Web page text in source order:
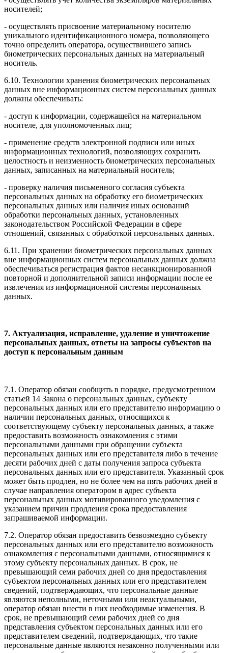
носителей;
- осуществлять присвоение материальному носителю
уникального идентификационного номера, позволяющего
точно определить оператора, осуществившего запись
биометрических персональных данных на материальный
носитель.
6.10. Технологии хранения биометрических персональных
данных вне информационных систем персональных данных
должны обеспечивать:
- доступ к информации, содержащейся на материальном
носителе, для уполномоченных лиц;
- применение средств электронной подписи или иных
информационных технологий, позволяющих сохранить
целостность и неизменность биометрических персональных
данных, записанных на материальный носитель;
- проверку наличия письменного согласия субъекта
персональных данных на обработку его биометрических
персональных данных или наличия иных оснований
обработки персональных данных, установленных
законодательством Российской Федерации в сфере
отношений, связанных с обработкой персональных данных.
6.11. При хранении биометрических персональных данных
вне информационных систем персональных данных должна
обеспечиваться регистрация фактов несанкционированной
повторной и дополнительной записи информации после ее
извлечения из информационной системы персональных
данных.
7. Актуализация, исправление, удаление и уничтожение
персональных данных, ответы на запросы субъектов на
доступ к персональным данным
7.1. Оператор обязан сообщить в порядке, предусмотренном
статьей 14 Закона о персональных данных, субъекту
персональных данных или его представителю информацию о
наличии персональных данных, относящихся к
соответствующему субъекту персональных данных, а также
предоставить возможность ознакомления с этими
персональными данными при обращении субъекта
персональных данных или его представителя либо в течение
десяти рабочих дней с даты получения запроса субъекта
персональных данных или его представителя. Указанный срок
может быть продлен, но не более чем на пять рабочих дней в
случае направления оператором в адрес субъекта
персональных данных мотивированного уведомления с
указанием причин продления срока предоставления
запрашиваемой информации.
7.2. Оператор обязан предоставить безвозмездно субъекту
персональных данных или его представителю возможность
ознакомления с персональными данными, относящимися к
этому субъекту персональных данных. В срок, не
превышающий семи рабочих дней со дня предоставления
субъектом персональных данных или его представителем
сведений, подтверждающих, что персональные данные
являются неполными, неточными или неактуальными,
оператор обязан внести в них необходимые изменения. В
срок, не превышающий семи рабочих дней со дня
представления субъектом персональных данных или его
представителем сведений, подтверждающих, что такие
персональные данные являются незаконно полученными или